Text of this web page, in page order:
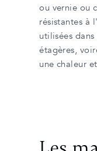
ou vernie ou
résistantes à
utilisées
étagères,
une chaleur